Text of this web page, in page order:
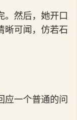
。然后，她开口
晰可闻，仿若石
应一个普通的问